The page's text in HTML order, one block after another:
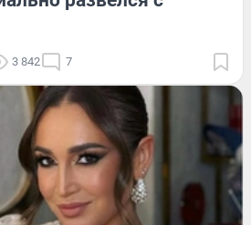
3 842 7